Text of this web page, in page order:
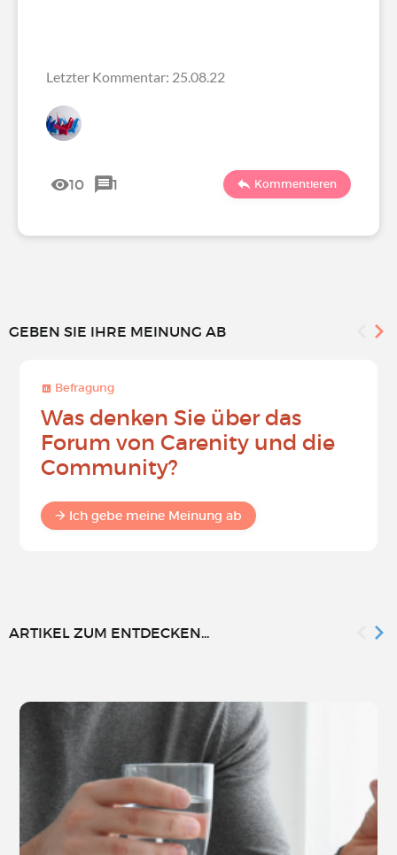
Letzter Kommentar: 25.08.22
10 1 Kommentieren
GEBEN SIE IHRE MEINUNG AB
Befragung
Was denken Sie über das
Forum von Carenity und die
Community?
Ich gebe meine Meinung ab
ARTIKEL ZUM ENTDECKEN...